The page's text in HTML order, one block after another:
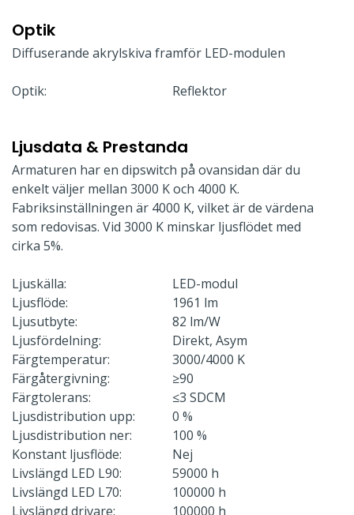
Optik
Diffuserande akrylskiva framför LED-modulen
Optik: Reflektor
Ljusdata & Prestanda
Armaturen har en dipswitch på ovansidan där du
enkelt väljer mellan 3000 K och 4000 K.
Fabriksinställningen är 4000 K, vilket är de värdena
som redovisas. Vid 3000 K minskar ljusflödet med
cirka 5%.
Ljuskälla:
LED-modul
Ljusflöde:
1961 lm
Ljusutbyte:
82 lm/W
Ljusfördelning:
Direkt, Asym
Färgtemperatur:
3000/4000 K
Färgåtergivning:
≥90
Färgtolerans:
≤3 SDCM
Ljusdistribution upp:
0 %
Ljusdistribution ner:
100 %
Konstant ljusflöde:
Nej
Livslängd LED L90:
59000 h
Livslängd LED L70:
100000 h
Livslängd drivare:
100000 h